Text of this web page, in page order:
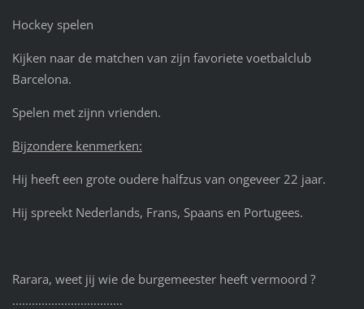
Hockey spelen
Kijken naar de matchen van zijn favoriete voetbalclub
Barcelona.
Spelen met zijnn vrienden.
Bijzondere kenmerken:
Hij heeft een grote oudere halfzus van ongeveer 22 jaar.
Hij spreekt Nederlands, Frans, Spaans en Portugees.
Rarara, weet jij wie de burgemeester heeft vermoord ?
..................................